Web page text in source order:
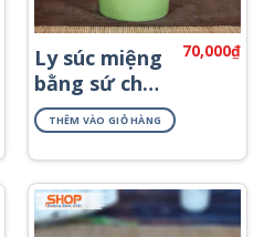
Ly súc miệng
bằng sứ cho
khách sạn
PKNT-75
70,000₫
THÊM VÀO GIỎ HÀNG